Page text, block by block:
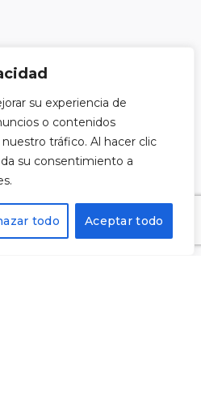
su experiencia de
o contenidos
tráfico. Al hacer clic
su consentimiento a
todo Aceptar todo